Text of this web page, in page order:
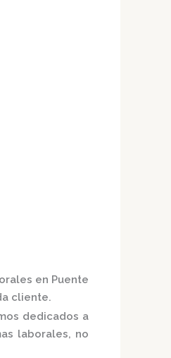
en Puente
cliente.
dedicados a
laborales, no